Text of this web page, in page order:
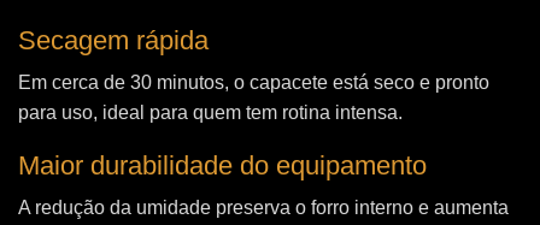
Secagem rápida
Em cerca de 30 minutos, o capacete está seco e pronto
para uso, ideal para quem tem rotina intensa.
Maior durabilidade do equipamento
A redução da umidade preserva o forro interno e aumenta